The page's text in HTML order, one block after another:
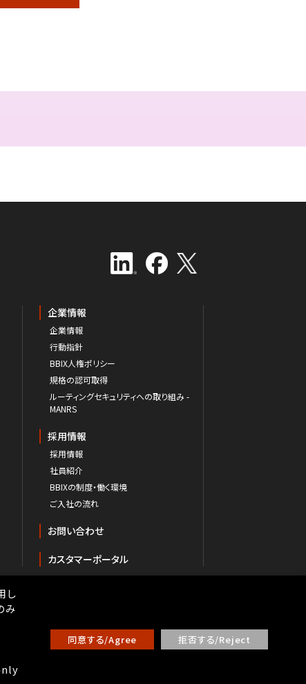
企業情報
企業情報
行動指針
BBIX人権ポリシー
規格の認可取得
ルーティングセキュリティへの取り組み -
MANRS
採用情報
採用情報
社員紹介
BBIXの制度・働く環境
ご入社の流れ
お問い合わせ
カスタマーポータル
取り扱いについて
に基づく表示
し
み
同意する/Agree 拒否する/Reject